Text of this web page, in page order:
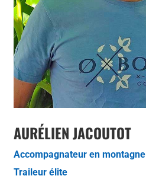
AURÉLIEN JACOUTOT
Accompagnateur en montagne
Traileur élite